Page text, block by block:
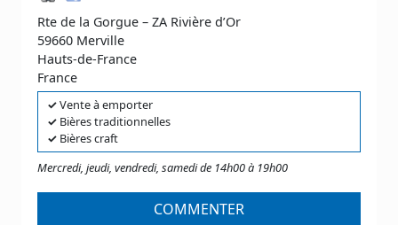
Rte de la Gorgue – ZA Rivière d’Or
59660 Merville
Hauts-de-France
France
✓Vente à emporter
✓ Bières traditionnelles
✓ Bières craft
Mercredi, jeudi, vendredi, samedi de 14h00 à 19h00
COMMENTER